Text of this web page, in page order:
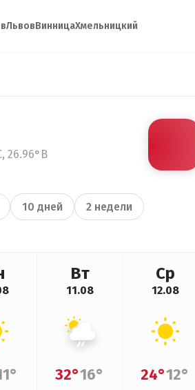
ЛьвовВинницаХмельницкий
26.96°В
10 дней 2 недели
Вт
11.08
32°16°
Ср
12.08
24°12°